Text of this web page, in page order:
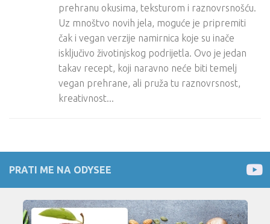
prehranu okusima, teksturom i raznovrsnošću.
Uz mnoštvo novih jela, moguće je pripremiti
čak i vegan verzije namirnica koje su inače
isključivo životinjskog podrijetla. Ovo je jedan
takav recept, koji naravno neće biti temelj
vegan prehrane, ali pruža tu raznovrsnost,
kreativnost...
PRATI ME NA ODYSEE